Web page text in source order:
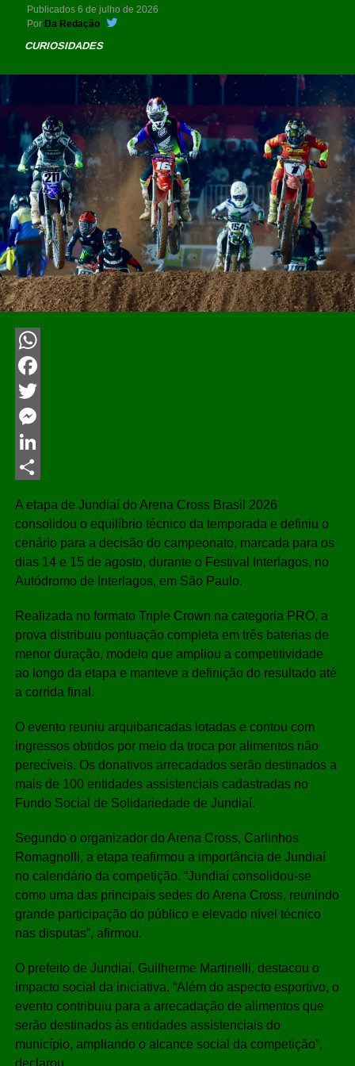
Publicados 6 de julho de 2026
Por Da Redação
CURIOSIDADES
WhatsApp
Facebook
Twitter
Messenger
LinkedIn
A etapa de Jundiaí do Arena Cross Brasil 2026
consolidou o equilíbrio técnico da temporada e definiu o
cenário para a decisão do campeonato, marcada para os
dias 14 e 15 de agosto, durante o Festival Interlagos, no
Autódromo de Interlagos, em São Paulo.
Realizada no formato Triple Crown na categoria PRO, a
prova distribuiu pontuação completa em três baterias de
menor duração, modelo que ampliou a competitividade
ao longo da etapa e manteve a definição do resultado até
a corrida final.
O evento reuniu arquibancadas lotadas e contou com
ingressos obtidos por meio da troca por alimentos não
perecíveis. Os donativos arrecadados serão destinados a
mais de 100 entidades assistenciais cadastradas no
Fundo Social de Solidariedade de Jundiaí.
Segundo o organizador do Arena Cross, Carlinhos
Romagnolli, a etapa reafirmou a importância de Jundiaí
no calendário da competição. “Jundiaí consolidou-se
como uma das principais sedes do Arena Cross, reunindo
grande participação do público e elevado nível técnico
nas disputas”, afirmou.
O prefeito de Jundiaí, Guilherme Martinelli, destacou o
impacto social da iniciativa. “Além do aspecto esportivo, o
evento contribuiu para a arrecadação de alimentos que
serão destinados às entidades assistenciais do
município, ampliando o alcance social da competição”,